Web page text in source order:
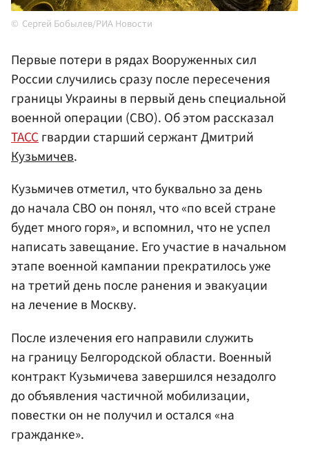
Сергей Бобылев/РИА Новости
Первые потери в рядах Вооруженных сил
России случились сразу после пересечения
границы Украины в первый день специальной
военной операции (СВО). Об этом рассказал
ТАССгвардии старший сержант Дмитрий
Кузьмичев.
Кузьмичев отметил, что буквально за день
до начала СВО он понял, что «по всей стране
будет много горя», и вспомнил, что не успел
написать завещание. Его участие в начальном
этапе военной кампании прекратилось уже
на третий день после ранения и эвакуации
на лечение в Москву.
После излечения его направили служить
на границу Белгородской области. Военный
контракт Кузьмичева завершился незадолго
до объявления частичной мобилизации,
повестки он не получил и остался «на
гражданке».